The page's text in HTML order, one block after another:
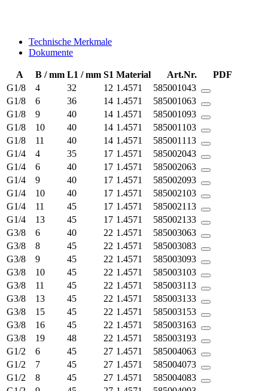
Technische Merkmale
Dokumente
A B / mm L1 / mm S1 Material Art.Nr.
PDF
G1/8
4 32 12 1.4571
585001043
G1/8
6 36 14 1.4571
585001063
G1/8
9 40 14 1.4571
585001093
G1/8
10 40 14 1.4571
585001103
G1/8
11 40 14 1.4571
585001113
G1/4
4 35 17 1.4571
585002043
G1/4
6 40 17 1.4571
585002063
G1/4
9 40 17 1.4571
585002093
G1/4
10 40 17 1.4571
585002103
G1/4
11 45 17 1.4571
585002113
G1/4
13 45 17 1.4571
585002133
G3/8
6 40 22 1.4571
585003063
G3/8
8 45 22 1.4571
585003083
G3/8
9 45 22 1.4571
585003093
G3/8
10 45 22 1.4571
585003103
G3/8
11 45 22 1.4571
585003113
G3/8
13 45 22 1.4571
585003133
G3/8
15 45 22 1.4571
585003153
G3/8
16 45 22 1.4571
585003163
G3/8
19 48 22 1.4571
585003193
G1/2
6 45 27 1.4571
585004063
G1/2
7 45 27 1.4571
585004073
G1/2
8 45 27 1.4571
585004083